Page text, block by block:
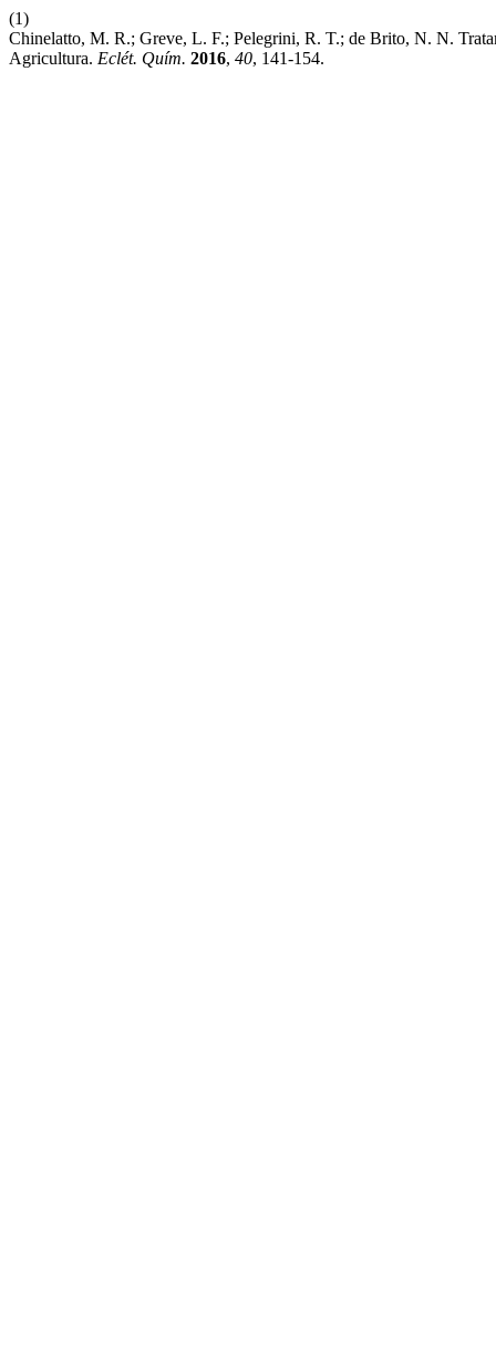
(1)
Chinelatto, M. R.; Greve, L. F.; Pelegrini, R. T.; de Brito, N. N.
Agricultura. Eclét. Quím. 2016, 40, 141-154.